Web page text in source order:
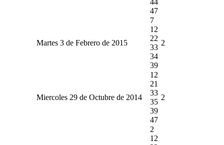
47
Martes 3 de Febrero de 2015
7
12
22
33
34
39
2
Miercoles 29 de Octubre de 2014
12
21
33
35
39
47
2
2
12